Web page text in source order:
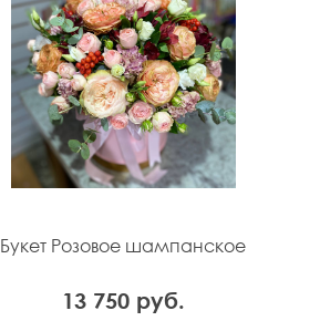
Букет Розовое шампанское
13 750 руб.